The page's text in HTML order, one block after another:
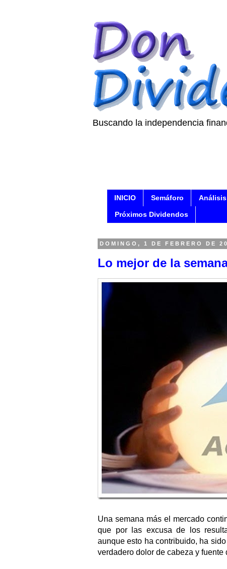
Buscando la independencia
INICIO Semáforo Análisis
Próximos Dividendos
DOMINGO, 1 DE FEBRERO DE
Lo mejor de la
Una semana más el mercado
que por las excusa de los
aunque esto ha contribuido, ha
verdadero dolor de cabeza y